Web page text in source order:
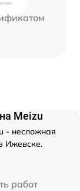
Meizu
- несложная
Ижевске.
работ